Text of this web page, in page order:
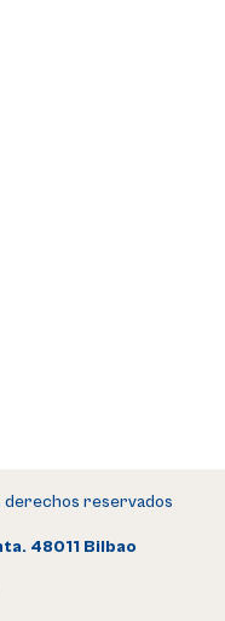
derechos reservados
48011 Bilbao